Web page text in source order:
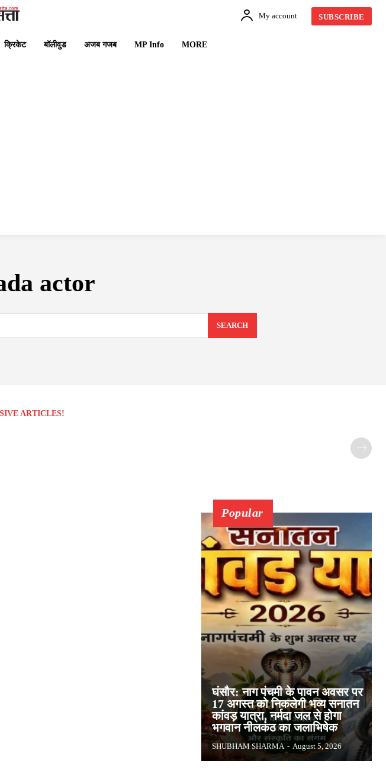
My account SUBSCRIBE
क्रिकेट बॉलीवुड अजब गजब MP Info MORE
actor
SEARCH
ARTICLES!
Popular
घंसौर: नाग पंचमी के पावन अवसर पर
17 अगस्त को निकलेगी भव्य सनातन
कांवड़ यात्रा, नर्मदा जल से होगा
भगवान नीलकंठ का जलाभिषेक
SHUBHAM SHARMA - August 5, 2026